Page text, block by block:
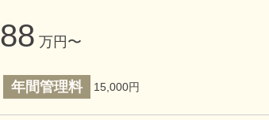
88 万円〜
年間管理料 15,000円